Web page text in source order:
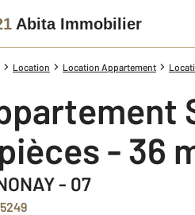
Abita Immobilier
Location Location Appartement
2 pièces - 36
- 07
5249